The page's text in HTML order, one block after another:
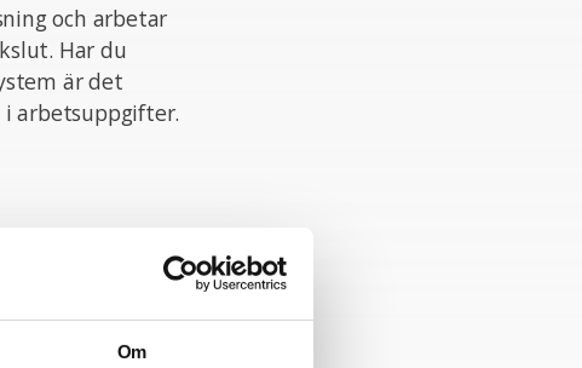
Om
och arbetar
Har du
är det
arbetsuppgifter.
kommunikativ